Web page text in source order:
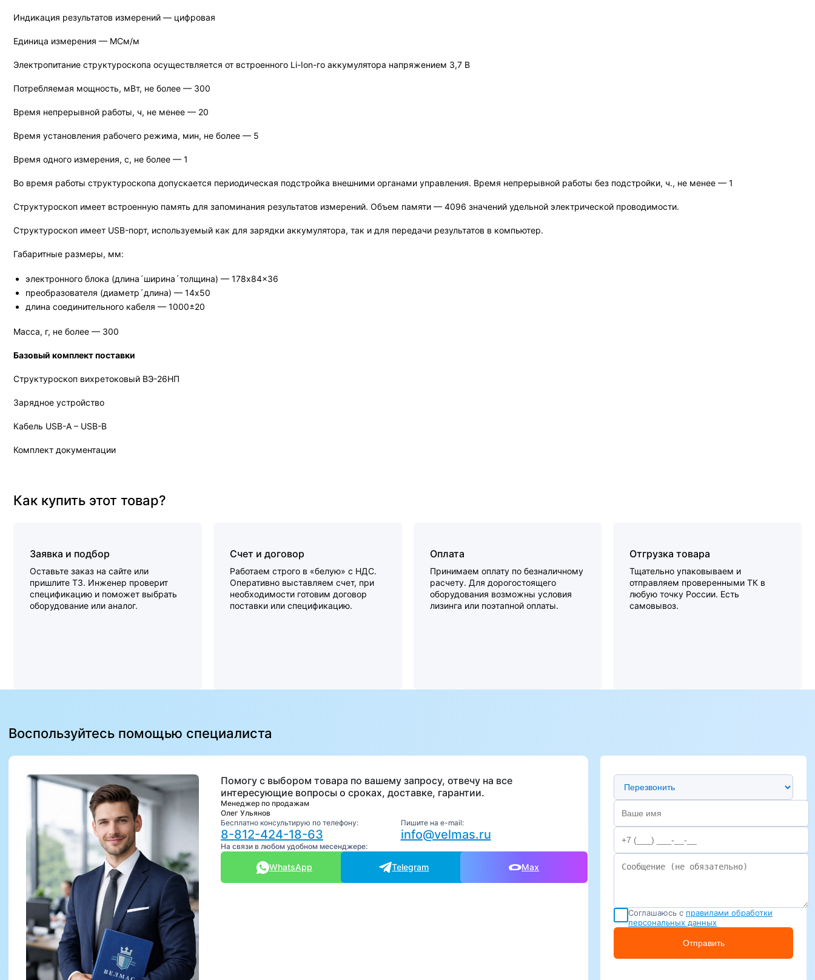
Индикация результатов измерений — цифровая
Единица измерения — МСм/м
Электропитание структуроскопа осуществляется от встроенного Li-Ion-го аккумулятора напряжением 3,7 В
Потребляемая мощность, мВт, не более — 300
Время непрерывной работы, ч, не менее — 20
Время установления рабочего режима, мин, не более — 5
Время одного измерения, с, не более — 1
Во время работы структуроскопа допускается периодическая подстройка внешними органами управления. Время непрерывной работы без подстройки, ч., не менее — 1
Структуроскоп имеет встроенную память для запоминания результатов измерений. Объем памяти — 4096 значений удельной электрической проводимости.
Структуроскоп имеет USB-порт, используемый как для зарядки аккумулятора, так и для передачи результатов в компьютер.
Габаритные размеры, мм:
электронного блока (длина´ширина´толщина) — 178x84x36
преобразователя (диаметр´длина) — 14x50
длина соединительного кабеля — 1000±20
Масса, г, не более — 300
Базовый комплект поставки
Структуроскоп вихретоковый ВЭ-26НП
Зарядное устройство
Кабель USB-A – USB-B
Комплект документации
Как купить этот товар?
Заявка и подбор
Оставьте заказ на сайте или
пришлите ТЗ. Инженер проверит
спецификацию и поможет выбрать
оборудование или аналог.
Счет и договор
Работаем строго в «белую» с НДС.
Оперативно выставляем счет, при
необходимости готовим договор
поставки или спецификацию.
Оплата
Принимаем оплату по безналичному
расчету. Для дорогостоящего
оборудования возможны условия
лизинга или поэтапной оплаты.
Отгрузка товара
Тщательно упаковываем и
отправляем проверенными ТК в
любую точку России. Есть
самовывоз.
Воспользуйтесь помощью специалиста
Помогу с выбором товара по вашему запросу, отвечу на все
интересующие вопросы о сроках, доставке, гарантии.
Менеджер по продажам
Олег Ульянов
Бесплатно консультирую по телефону:
8-812-424-18-63
Пишите на e-mail:
info@velmas.ru
На связи в любом удобном месенджере:
WhatsApp Telegram Max
Предпочтительный способ связи
Соглашаюсь с правилами обработки
персональных данных
Отправить